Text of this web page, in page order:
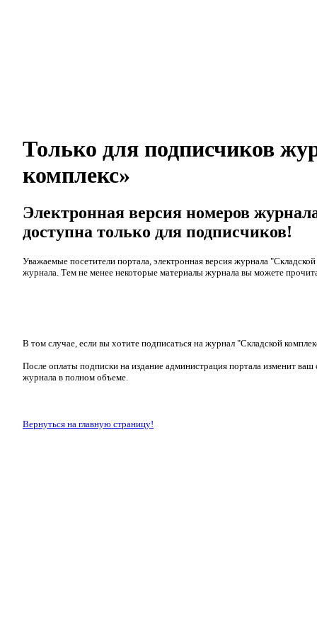
Только для подписчиков
комплекс»
Электронная версия номеров
доступна только для подписчиков!
Уважаемые посетители портала, электронная версия журнала
журнала. Тем не менее некоторые материалы журнала вы можете
В том случае, если вы хотите подписаться на журнал "Складской
После оплаты подписки на издание администрация портала изменит ваш
журнала в полном объеме.
Вернуться на главную страницу!